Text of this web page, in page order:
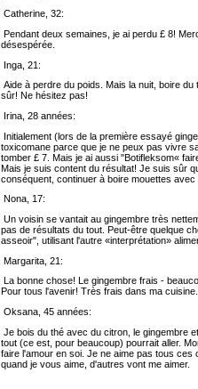
Catherine, 32:
Pendant deux semaines, je ai perdu £ 8!
désespérée.
Inga, 21:
Aide à perdre du poids. Mais la nuit, boire
sûr! Ne hésitez pas!
Irina, 28 années:
Initialement (lors de la première essayé
toxicomane parce que je ne peux pas vivre
tomber £ 7. Mais je ai aussi "Botifleksom«
Mais je suis content du résultat! Je suis sûr
conséquent, continuer à boire mouettes avec
Nona, 17:
Un voisin se vantait au gingembre très
pas de résultats du tout. Peut-être quelque
asseoir", utilisant l'autre «interprétation»
Margarita, 21:
La bonne chose! Le gingembre frais -
Pour tous l'avenir! Très frais dans ma
Oksana, 45 années:
Je bois du thé avec du citron, le gingembre
tout (ce est, pour beaucoup) pourrait aller.
faire l'amour en soi. Je ne aime pas tous
quand je vous aime, d'autres vont me aimer.